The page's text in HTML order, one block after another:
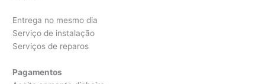
Entrega no mesmo dia
Serviço de instalação
Serviços de reparos
Pagamentos